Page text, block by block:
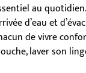
au
d’eau et
de vivre
laver son